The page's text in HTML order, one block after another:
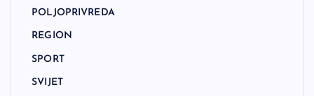
POLJOPRIVREDA
REGION
SPORT
SVIJET